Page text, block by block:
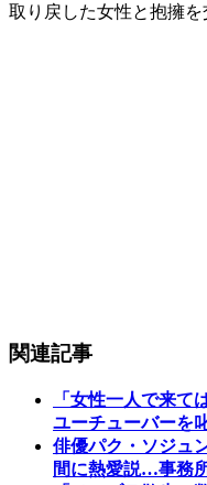
取り戻した女性と抱擁を
関連記事
「女性一人で来
ユーチューバーを
俳優パク・ソジュ
間に熱愛説…事務